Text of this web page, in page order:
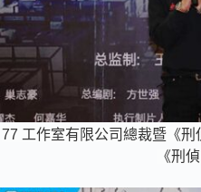
77 工作室有限公司總裁暨《
《刑